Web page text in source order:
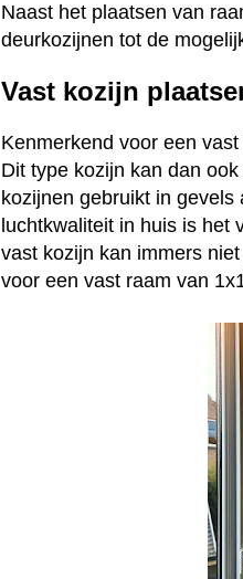
Naast het plaatsen van
deurkozijnen tot de
Vast kozijn
Kenmerkend voor een
Dit type kozijn kan dan
kozijnen gebruikt in
luchtkwaliteit in huis is het
vast kozijn kan immers
voor een vast raam van